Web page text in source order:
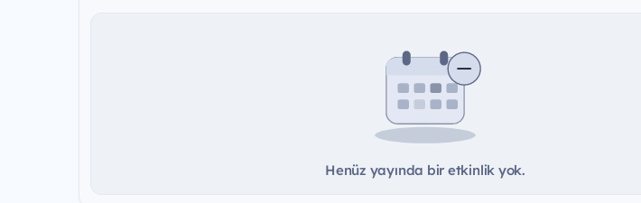
Henüz yayında bir etkinlik yok.